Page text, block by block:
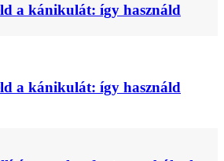
a kánikulát: így használd
a kánikulát: így használd